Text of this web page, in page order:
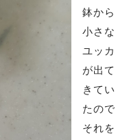
鉢から
小さな
ユッカ
が出て
きてい
たので
それを